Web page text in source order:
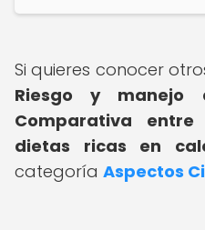
Si quieres conocer
Riesgo y manejo
Comparativa
dietas ricas en
categoría Aspectos